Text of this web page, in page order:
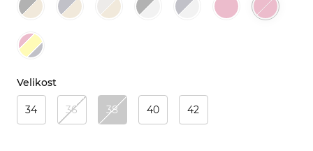
Velikost
34 36 38 40 42